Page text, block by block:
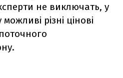
не виключать, у
різні цінові